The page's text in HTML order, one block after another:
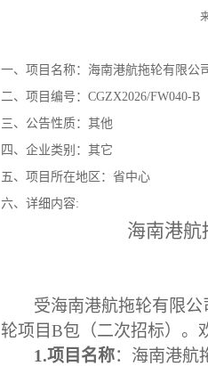
一、项目名称：海南港航拖轮有限公
二、项目编号：CGZX2026/FW040-B
三、公告性质：其他
四、企业类别：其它
五、项目所在地区：省中心
六、详细内容:
海南港航
受海南港航拖轮有限公
轮项目B包（二次招标） 。
1.项目名称： 海南港航